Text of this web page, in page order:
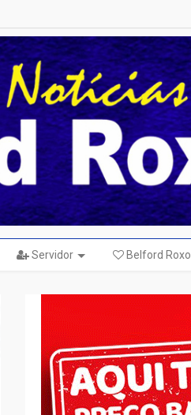
Servidor Belford Roxo